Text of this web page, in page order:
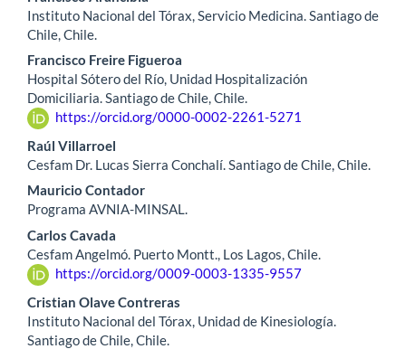
artículo
Instituto Nacional del Tórax, Servicio Medicina. Santiago de
Chile, Chile.
Francisco Freire Figueroa
Hospital Sótero del Río, Unidad Hospitalización
Domiciliaria. Santiago de Chile, Chile.
https://orcid.org/0000-0002-2261-5271
Raúl Villarroel
Cesfam Dr. Lucas Sierra Conchalí. Santiago de Chile, Chile.
Mauricio Contador
Programa AVNIA-MINSAL.
Carlos Cavada
Cesfam Angelmó. Puerto Montt., Los Lagos, Chile.
https://orcid.org/0009-0003-1335-9557
Cristian Olave Contreras
Instituto Nacional del Tórax, Unidad de Kinesiología.
Santiago de Chile, Chile.